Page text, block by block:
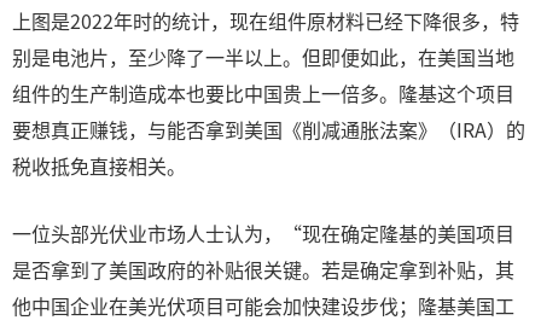
上图是2022年时的统计，现在组件原材料已经下降很多，特
别是电池片，至少降了一半以上。但即便如此，在美国当地
组件的生产制造成本也要比中国贵上一倍多。隆基这个项目
要想真正赚钱，与能否拿到美国《削减通胀法案》（IRA）的
税收抵免直接相关。
一位头部光伏业市场人士认为，“现在确定隆基的美国项目
是否拿到了美国政府的补贴很关键。若是确定拿到补贴，其
他中国企业在美光伏项目可能会加快建设步伐；隆基美国工